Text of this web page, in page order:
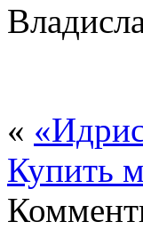
«
Купить